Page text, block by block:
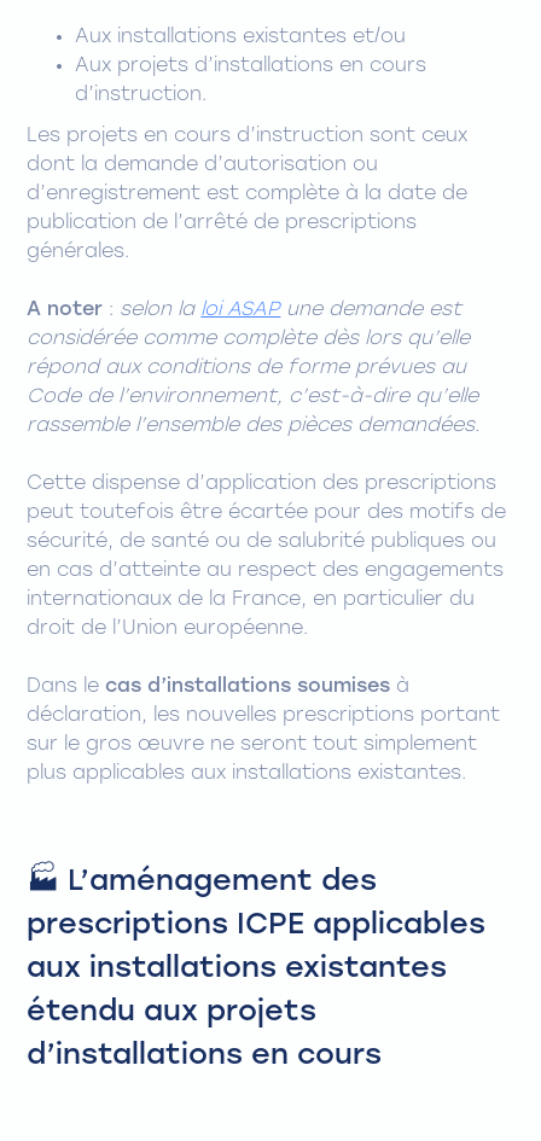
Aux installations existantes et/ou
Aux projets d’installations en cours
d’instruction.
Les projets en cours d’instruction sont ceux
dont la demande d’autorisation ou
d’enregistrement est complète à la date de
publication de l’arrêté de prescriptions
générales.
A noter : selon la loi ASAPune demande est
considérée comme complète dès lors qu’elle
répond aux conditions de forme prévues au
Code de l’environnement, c’est-à-dire qu’elle
rassemble l’ensemble des pièces demandées.
Cette dispense d’application des prescriptions
peut toutefois être écartée pour des motifs de
sécurité, de santé ou de salubrité publiques ou
en cas d’atteinte au respect des engagements
internationaux de la France, en particulier du
droit de l’Union européenne.
Dans lecas d’installations soumises à
déclaration, les nouvelles prescriptions portant
sur le gros œuvre ne seront tout simplement
plus applicables aux installations existantes.
🏭 L’aménagement des
prescriptions ICPE applicables
aux installations existantes
étendu aux projets
d’installations en cours